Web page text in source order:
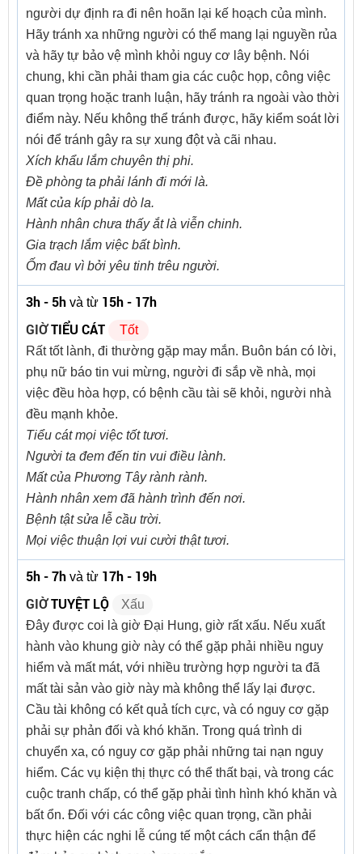
người dự định ra đi nên hoãn lại kế hoạch của mình.
Hãy tránh xa những người có thể mang lại nguyền rủa
và hãy tự bảo vệ mình khỏi nguy cơ lây bệnh. Nói
chung, khi cần phải tham gia các cuộc họp, công việc
quan trọng hoặc tranh luận, hãy tránh ra ngoài vào thời
điểm này. Nếu không thể tránh được, hãy kiểm soát lời
nói để tránh gây ra sự xung đột và cãi nhau.
Xích khẩu lắm chuyên thị phi.
Đề phòng ta phải lánh đi mới là.
Mất của kíp phải dò la.
Hành nhân chưa thấy ắt là viễn chinh.
Gia trạch lắm việc bất bình.
Ốm đau vì bởi yêu tinh trêu người.
3h - 5h và từ 15h - 17h
GIỜTIỂU CÁT
Tốt
Rất tốt lành, đi thường gặp may mắn. Buôn bán có lời,
phụ nữ báo tin vui mừng, người đi sắp về nhà, mọi
việc đều hòa hợp, có bệnh cầu tài sẽ khỏi, người nhà
đều mạnh khỏe.
Tiểu cát mọi việc tốt tươi.
Người ta đem đến tin vui điều lành.
Mất của Phương Tây rành rành.
Hành nhân xem đã hành trình đến nơi.
Bệnh tật sửa lễ cầu trời.
Mọi việc thuận lợi vui cười thật tươi.
5h - 7h và từ 17h - 19h
GIỜTUYỆT LỘ
Xấu
Đây được coi là giờ Đại Hung, giờ rất xấu. Nếu xuất
hành vào khung giờ này có thể gặp phải nhiều nguy
hiểm và mất mát, với nhiều trường hợp người ta đã
mất tài sản vào giờ này mà không thể lấy lại được.
Cầu tài không có kết quả tích cực, và có nguy cơ gặp
phải sự phản đối và khó khăn. Trong quá trình di
chuyển xa, có nguy cơ gặp phải những tai nạn nguy
hiểm. Các vụ kiện thị thực có thể thất bại, và trong các
cuộc tranh chấp, có thể gặp phải tình hình khó khăn và
bất ổn. Đối với các công việc quan trọng, cần phải
thực hiện các nghi lễ cúng tế một cách cẩn thận để